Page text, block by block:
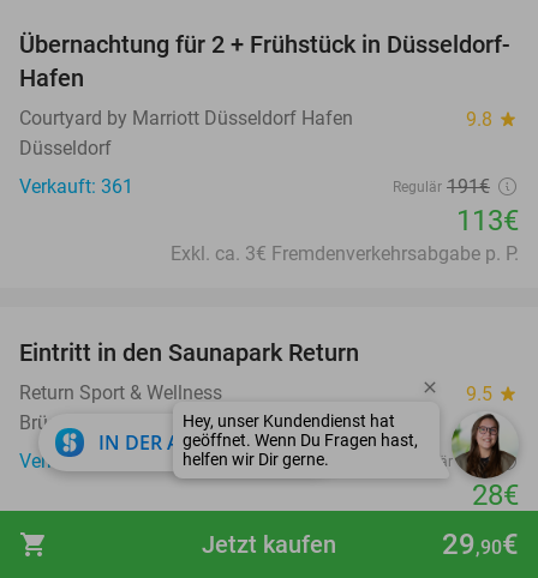
shopping_cart 29,90€
Jetzt kaufen
41%
Übernachtung für 2 + Frühstück in Düsseldorf-
Hafen
Courtyard by Marriott Düsseldorf Hafen 9.8 star
Düsseldorf
Verkauft: 361
Regulär 191€
113€
Exkl. ca. 3€ Fremdenverkehrsabgabe p. P.
Eintritt in den Saunapark Return
Return Sport & Wellness 9.5 star
Brüggen-Boerholz
Verkauft: 286
Regulär 36€
28€
IN DER APP ÖFFNEN close